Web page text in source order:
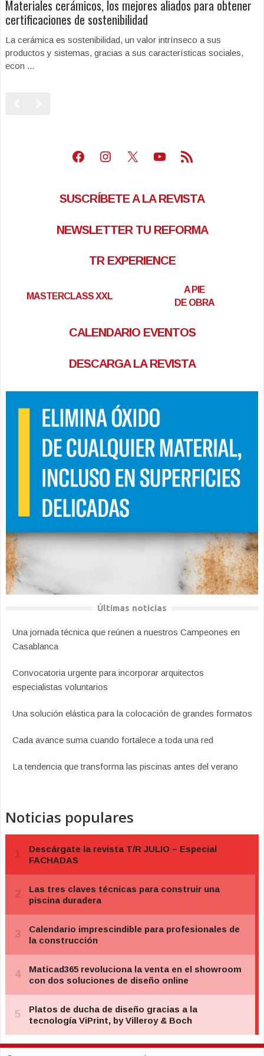
Materiales cerámicos, los mejores aliados para obtener
certificaciones de sostenibilidad
La cerámica es sostenibilidad, un valor intrínseco a sus
productos y sistemas, gracias a sus características sociales,
econ ...
Facebook
Instagram
X Youtube
Feed RSS
SUSCRÍBETE A LA REVISTA
NEWSLETTER TU REFORMA
TR EXPERIENCE
MASTERCLASS XXL
A PIE
DE OBRA
CALENDARIO EVENTOS
DESCARGA LA REVISTA
Últimas noticias
Una jornada técnica que reúnen a nuestros Campeones en
Casablanca
Convocatoria urgente para incorporar arquitectos
especialistas voluntarios
Una solución elástica para la colocación de grandes formatos
Cada avance suma cuando fortalece a toda una red
La tendencia que transforma las piscinas antes del verano
Noticias populares